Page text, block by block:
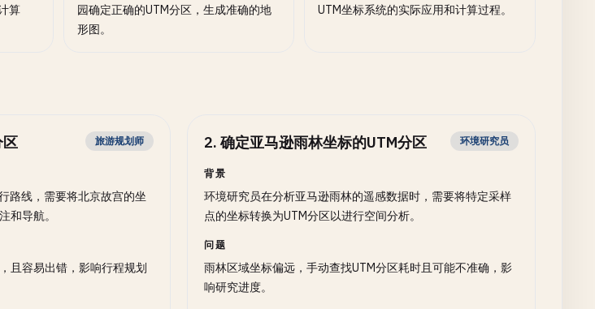
算
园确定正确的UTM分区，生成准确的地
形图。
UTM坐标系统的实际应用和计算过程。
区 旅游规划师
路线，需要将北京故宫的坐
和导航。
且容易出错，影响行程规划
2.确定亚马逊雨林坐标的UTM分区 环境研究员
背景
环境研究员在分析亚马逊雨林的遥感数据时，需要将特定采样
点的坐标转换为UTM分区以进行空间分析。
问题
雨林区域坐标偏远，手动查找UTM分区耗时且可能不准确，影
响研究进度。